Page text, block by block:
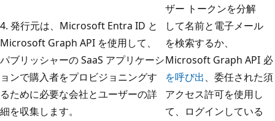
4. 発行元は、Microsoft Entra ID と
Microsoft Graph API を使用して、
パブリッシャーの SaaS アプリケーシ
ョンで購入者をプロビジョニングす
るために必要な会社とユーザーの詳
細を収集します。
ザー トークンを分解
して名前と電子メール
を検索するか、
Microsoft Graph API
を呼び出、委任された
アクセス許可を使用し
て、ログインしている
必
須